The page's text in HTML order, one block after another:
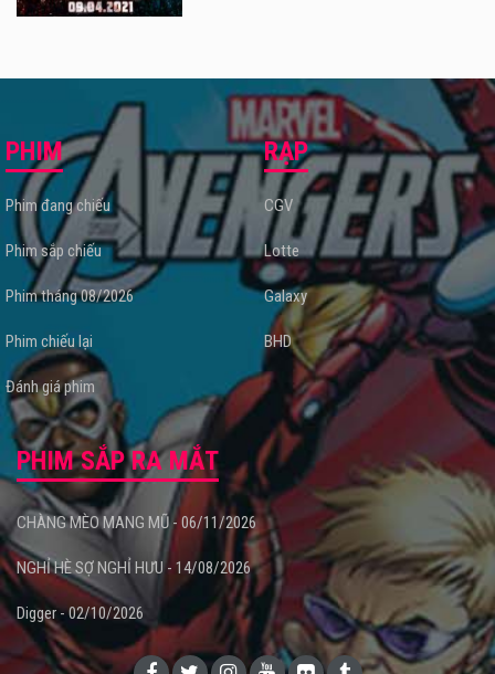
PHIM
Phim đang chiếu
Phim sắp chiếu
Phim tháng 08/2026
Phim chiếu lại
Đánh giá phim
RẠP
CGV
Lotte
Galaxy
BHD
PHIM SẮP RA MẮT
CHÀNG MÈO MANG MŨ - 06/11/2026
NGHỈ HÈ SỢ NGHỈ HƯU - 14/08/2026
Digger - 02/10/2026